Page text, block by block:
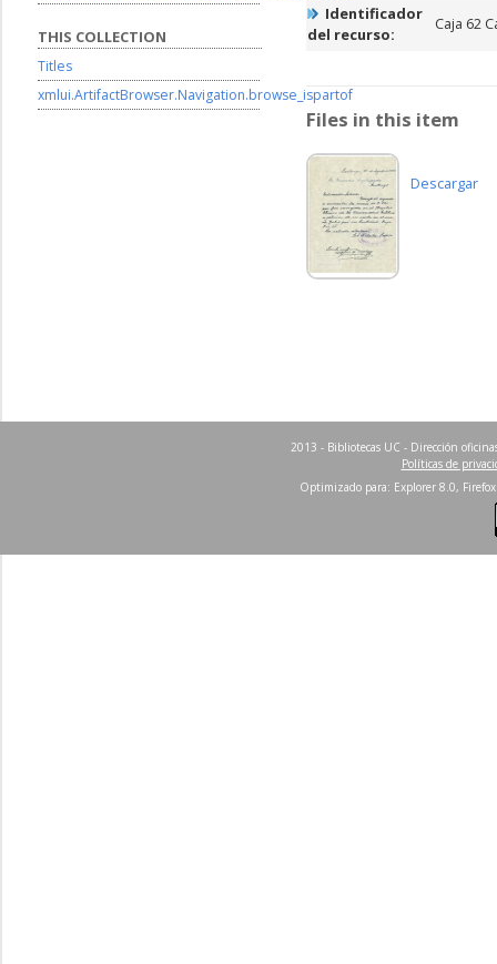
Identificador
del recurso:
Caja 62
Files in this item
Descargar
THIS COLLECTION
Titles
xmlui.ArtifactBrowser.Navigation.browse_ispartof
2013 - Bibliotecas UC - Dirección
Políticas de
Optimizado para: Explorer 8.0,